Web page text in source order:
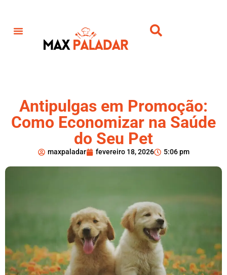
Antipulgas em Promoção:
Como Economizar na Saúde
do Seu Pet
maxpaladar fevereiro 18, 2026 5:06 pm